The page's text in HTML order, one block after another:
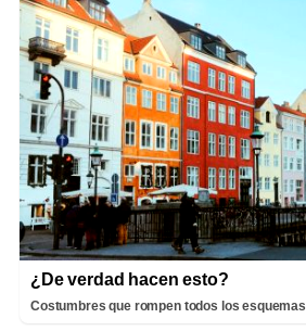
¿De verdad hacen esto?
Costumbres que rompen todos los esquemas